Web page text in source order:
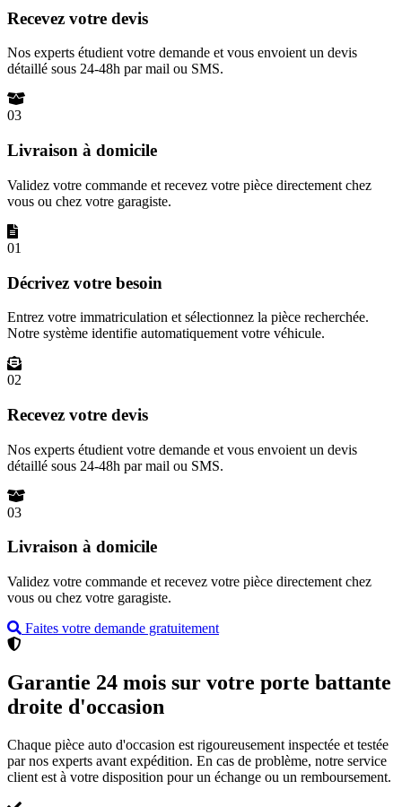
Recevez votre devis
Nos experts étudient votre demande et vous envoient un devis
détaillé sous 24-48h par mail ou SMS.
03
Livraison à domicile
Validez votre commande et recevez votre pièce directement chez
vous ou chez votre garagiste.
01
Décrivez votre besoin
Entrez votre immatriculation et sélectionnez la pièce recherchée.
Notre système identifie automatiquement votre véhicule.
02
Recevez votre devis
Nos experts étudient votre demande et vous envoient un devis
détaillé sous 24-48h par mail ou SMS.
03
Livraison à domicile
Validez votre commande et recevez votre pièce directement chez
vous ou chez votre garagiste.
Faites votre demande gratuitement
Garantie 24 mois sur votre porte battante
droite d'occasion
Chaque pièce auto d'occasion est rigoureusement inspectée et testée
par nos experts avant expédition. En cas de problème, notre service
client est à votre disposition pour un échange ou un remboursement.